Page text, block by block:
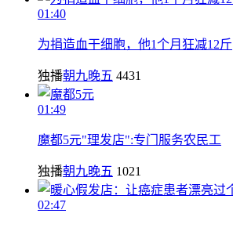
01:40
为捐造血干细胞，他1个月狂减12斤
独播朝九晚五 4431
01:49
魔都5元"理发店":专门服务农民工
独播朝九晚五 1021
02:47